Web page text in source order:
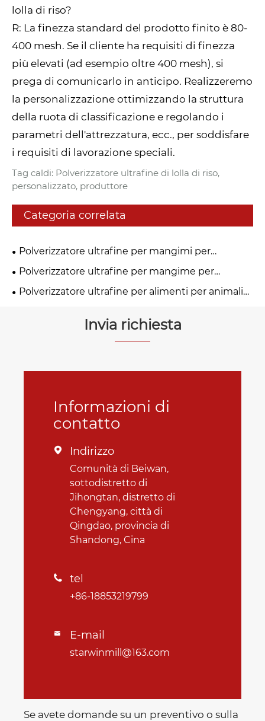
lolla di riso?
R: La finezza standard del prodotto finito è 80-
400 mesh. Se il cliente ha requisiti di finezza
più elevati (ad esempio oltre 400 mesh), si
prega di comunicarlo in anticipo. Realizzeremo
la personalizzazione ottimizzando la struttura
della ruota di classificazione e regolando i
parametri dell'attrezzatura, ecc., per soddisfare
i requisiti di lavorazione speciali.
Tag caldi: Polverizzatore ultrafine di lolla di riso,
personalizzato, produttore
Categoria correlata
Polverizzatore ultrafine per mangimi per
acquacoltura
Polverizzatore ultrafine per mangime per
bestiame
Polverizzatore ultrafine per alimenti per animali
Invia richiesta
Informazioni di
contatto
 Indirizzo
Comunità di Beiwan,
sottodistretto di
Jihongtan, distretto di
Chengyang, città di
Qingdao, provincia di
Shandong, Cina
 tel
+86-18853219799
 E-mail
starwinmill@163.com
Se avete domande su un preventivo o sulla